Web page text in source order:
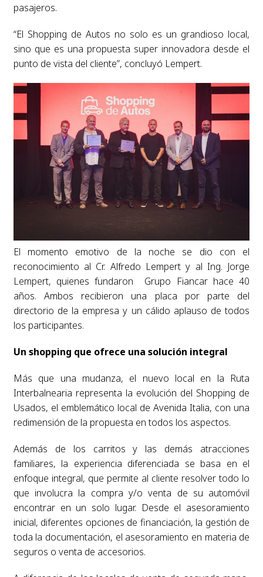
pasajeros.
“El Shopping de Autos no solo es un grandioso local,
sino que es una propuesta super innovadora desde el
punto de vista del cliente”, concluyó Lempert.
El momento emotivo de la noche se dio con el
reconocimiento al Cr. Alfredo Lempert y al Ing. Jorge
Lempert, quienes fundaron Grupo Fiancar hace 40
años. Ambos recibieron una placa por parte del
directorio de la empresa y un cálido aplauso de todos
los participantes.
Un shopping que ofrece una solución integral
Más que una mudanza, el nuevo local en la Ruta
Interbalnearia representa la evolución del Shopping de
Usados, el emblemático local de Avenida Italia, con una
redimensión de la propuesta en todos los aspectos.
Además de los carritos y las demás atracciones
familiares, la experiencia diferenciada se basa en el
enfoque integral, que permite al cliente resolver todo lo
que involucra la compra y/o venta de su automóvil
encontrar en un solo lugar. Desde el asesoramiento
inicial, diferentes opciones de financiación, la gestión de
toda la documentación, el asesoramiento en materia de
seguros o venta de accesorios.